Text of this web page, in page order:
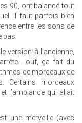
90, ont balancé tout
Il faut parfois bien
entre les sons de
pas.
version à l’ancienne,
ouf, ça fait du
de morceaux de
Certains morceaux
l’ambiance qui allait
une merveille (avec